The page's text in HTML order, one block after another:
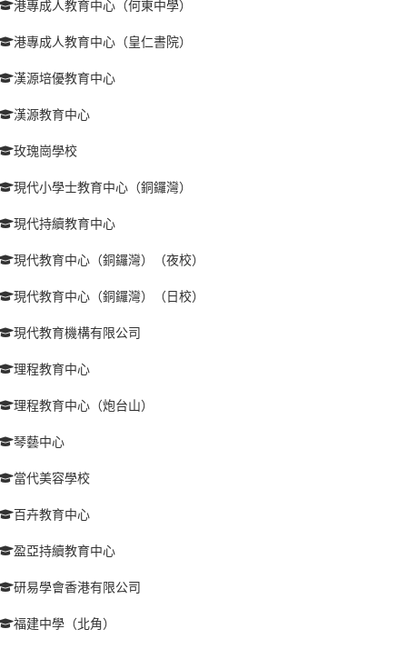
港專成人教育中心（何東中學）
港專成人教育中心（皇仁書院）
漢源培優教育中心
漢源教育中心
玫瑰崗學校
現代小學士教育中心（銅鑼灣）
現代持續教育中心
現代教育中心（銅鑼灣）（夜校）
現代教育中心（銅鑼灣）（日校）
現代教育機構有限公司
理程教育中心
理程教育中心（炮台山）
琴藝中心
當代美容學校
百卉教育中心
盈亞持續教育中心
研易學會香港有限公司
福建中學（北角）